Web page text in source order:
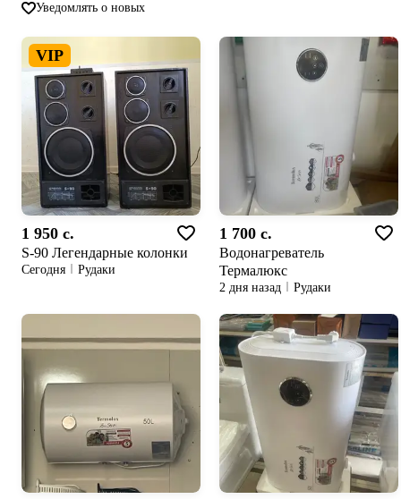
Уведомлять о новых
VIP
1 950 c.
S-90 Легендарные колонки
Сегодня Рудаки
1 700 c.
Водонагреватель
Термалюкс
2 дня назад Рудаки